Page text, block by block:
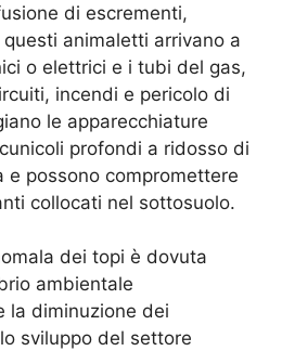
di escrementi,
animaletti arrivano a
o elettrici e i tubi del gas,
incendi e pericolo di
le apparecchiature
profondi a ridosso di
e possono compromettere
collocati nel sottosuolo.
dei topi è dovuta
ambientale
la diminuzione dei
sviluppo del settore